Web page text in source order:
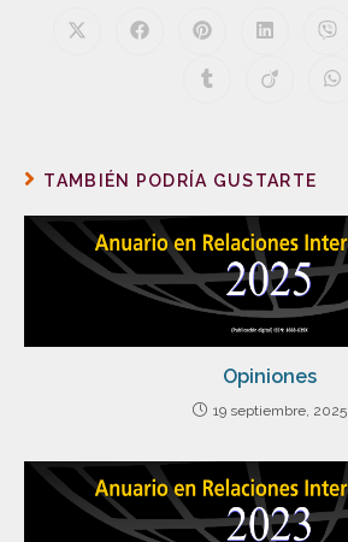
TAMBIÉN PODRÍA GUSTARTE
Opiniones
19 septiembre, 2025